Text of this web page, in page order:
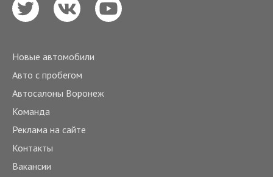
Новые автомобили
Авто с пробегом
Автосалоны Воронеж
Команда
Реклама на сайте
Контакты
Вакансии